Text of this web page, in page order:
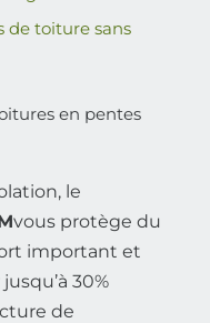
de toiture sans
en pentes
le
vous protège du
important et
30%
de